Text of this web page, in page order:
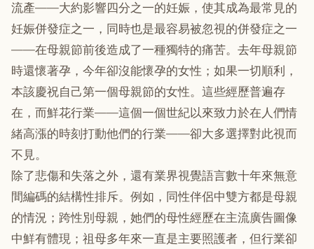
流產——大約影響四分之一的妊娠，使其成為最常見的
妊娠併發症之一，同時也是最容易被忽視的併發症之一
——在母親節前後造成了一種獨特的痛苦。去年母親節
時還懷著孕，今年卻沒能懷孕的女性；如果一切順利，
本該慶祝自己第一個母親節的女性。這些經歷普遍存
在，而鮮花行業——這個一個世紀以來致力於在人們情
緒高漲的時刻打動他們的行業——卻大多選擇對此視而
不見。
除了悲傷和失落之外，還有業界視覺語言數十年來無意
間編碼的結構性排斥。例如，同性伴侶中雙方都是母親
的情況；跨性別母親，她們的母性經歷在主流廣告圖像
中鮮有體現；祖母多年來一直是主要照護者，但行業卻